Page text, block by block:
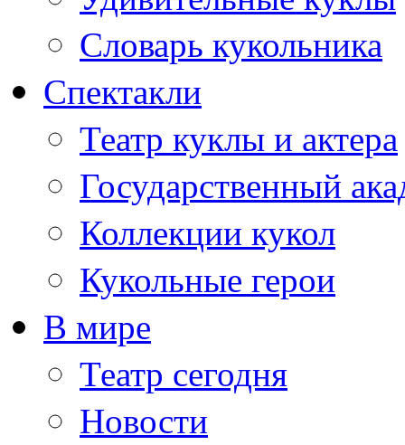
Словарь кукольника
Спектакли
Театр куклы и актера
Государственный
Коллекции кукол
Кукольные герои
В мире
Театр сегодня
Новости